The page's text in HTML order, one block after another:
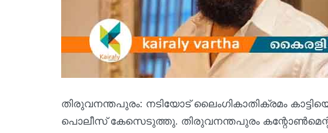
തിരുവനന്തപുരം: നടിയോട് ലൈംഗികാതിക്രമം
പൊലീസ് കേസെടുത്തു. തിരുവനന്തപുരം